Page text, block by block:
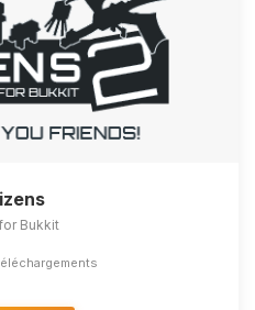
Bukkit